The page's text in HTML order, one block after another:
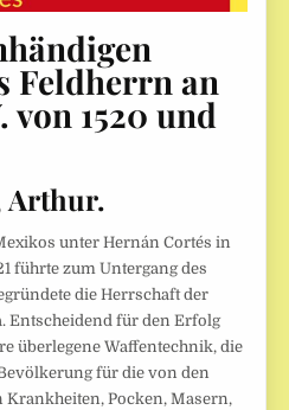
Feldherrn an
von 1520 und
Arthur.
unter Hernán Cortés in
führte zum Untergang des
die Herrschaft der
Entscheidend für den Erfolg
überlegene Waffentechnik, die
für die von den
Pocken, Masern,